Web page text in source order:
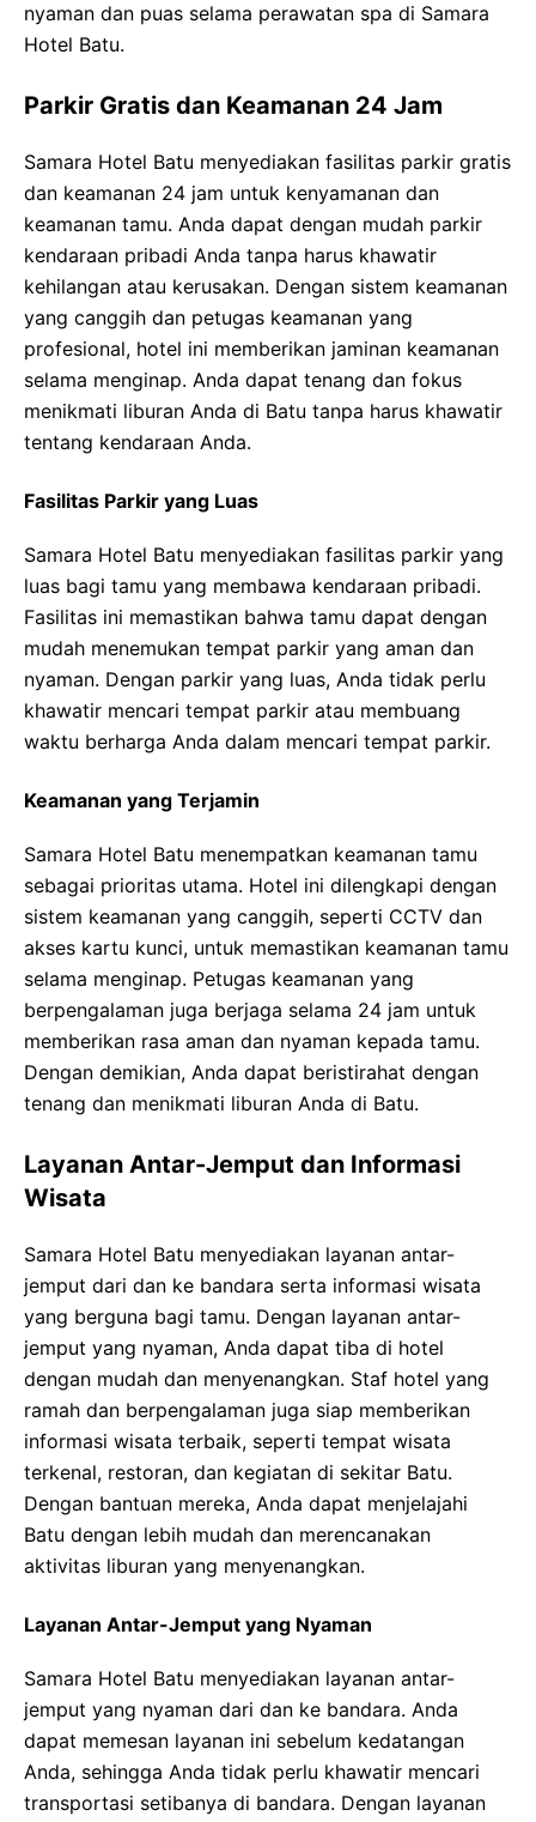
nyaman dan puas selama perawatan spa di Samara
Hotel Batu.
Parkir Gratis dan Keamanan 24 Jam
Samara Hotel Batu menyediakan fasilitas parkir gratis
dan keamanan 24 jam untuk kenyamanan dan
keamanan tamu. Anda dapat dengan mudah parkir
kendaraan pribadi Anda tanpa harus khawatir
kehilangan atau kerusakan. Dengan sistem keamanan
yang canggih dan petugas keamanan yang
profesional, hotel ini memberikan jaminan keamanan
selama menginap. Anda dapat tenang dan fokus
menikmati liburan Anda di Batu tanpa harus khawatir
tentang kendaraan Anda.
Fasilitas Parkir yang Luas
Samara Hotel Batu menyediakan fasilitas parkir yang
luas bagi tamu yang membawa kendaraan pribadi.
Fasilitas ini memastikan bahwa tamu dapat dengan
mudah menemukan tempat parkir yang aman dan
nyaman. Dengan parkir yang luas, Anda tidak perlu
khawatir mencari tempat parkir atau membuang
waktu berharga Anda dalam mencari tempat parkir.
Keamanan yang Terjamin
Samara Hotel Batu menempatkan keamanan tamu
sebagai prioritas utama. Hotel ini dilengkapi dengan
sistem keamanan yang canggih, seperti CCTV dan
akses kartu kunci, untuk memastikan keamanan tamu
selama menginap. Petugas keamanan yang
berpengalaman juga berjaga selama 24 jam untuk
memberikan rasa aman dan nyaman kepada tamu.
Dengan demikian, Anda dapat beristirahat dengan
tenang dan menikmati liburan Anda di Batu.
Layanan Antar-Jemput dan Informasi
Wisata
Samara Hotel Batu menyediakan layanan antar-
jemput dari dan ke bandara serta informasi wisata
yang berguna bagi tamu. Dengan layanan antar-
jemput yang nyaman, Anda dapat tiba di hotel
dengan mudah dan menyenangkan. Staf hotel yang
ramah dan berpengalaman juga siap memberikan
informasi wisata terbaik, seperti tempat wisata
terkenal, restoran, dan kegiatan di sekitar Batu.
Dengan bantuan mereka, Anda dapat menjelajahi
Batu dengan lebih mudah dan merencanakan
aktivitas liburan yang menyenangkan.
Layanan Antar-Jemput yang Nyaman
Samara Hotel Batu menyediakan layanan antar-
jemput yang nyaman dari dan ke bandara. Anda
dapat memesan layanan ini sebelum kedatangan
Anda, sehingga Anda tidak perlu khawatir mencari
transportasi setibanya di bandara. Dengan layanan